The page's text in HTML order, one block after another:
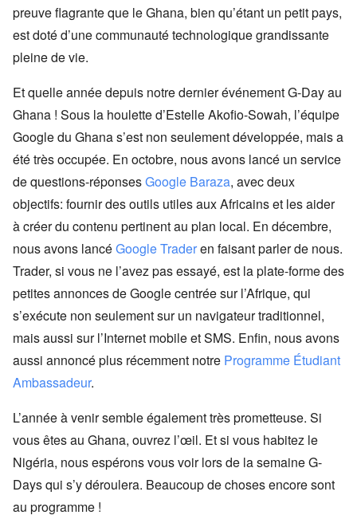
preuve flagrante que le Ghana, bien qu’étant un petit pays,
est doté d’une communauté technologique grandissante
pleine de vie.
Et quelle année depuis notre dernier événement G-Day au
Ghana ! Sous la houlette d’Estelle Akofio-Sowah, l’équipe
Google du Ghana s’est non seulement développée, mais a
été très occupée. En octobre, nous avons lancé un service
de questions-réponsesGoogle Baraza, avec deux
objectifs: fournir des outils utiles aux Africains et les aider
à créer du contenu pertinent au plan local. En décembre,
nous avons lancéGoogle Traderen faisant parler de nous.
Trader, si vous ne l’avez pas essayé, est la plate-forme des
petites annonces de Google centrée sur l’Afrique, qui
s’exécute non seulement sur un navigateur traditionnel,
mais aussi sur l’Internet mobile et SMS. Enfin, nous avons
aussi annoncé plus récemment notre Programme Étudiant
Ambassadeur.
L’année à venir semble également très prometteuse. Si
vous êtes au Ghana, ouvrez l’œil. Et si vous habitez le
Nigéria, nous espérons vous voir lors de la semaine G-
Days qui s’y déroulera. Beaucoup de choses encore sont
au programme !